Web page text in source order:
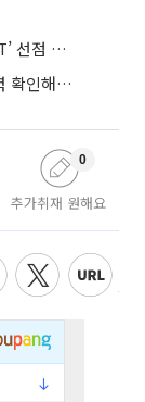
J&J도 참전…빅파마, 차세대 ‘in vivo CAR-T’ 선점 경쟁 본격화
“폐렴구균 백신, 맞았다고 끝 아니다…접종력 확인해야”
추가취재 원해요
0